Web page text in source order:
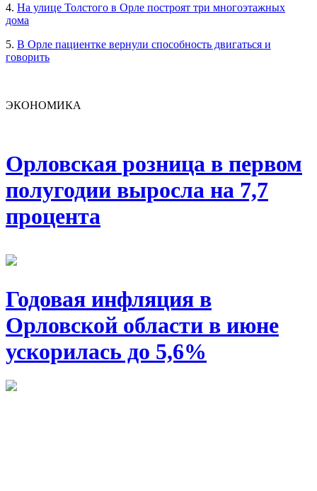
4. На улице Толстого в Орле построят три многоэтажных
дома
5. В Орле пациентке вернули способность двигаться и
говорить
ЭКОНОМИКА
Орловская розница в первом
полугодии выросла на 7,7
процента
Годовая инфляция в
Орловской области в июне
ускорилась до 5,6%